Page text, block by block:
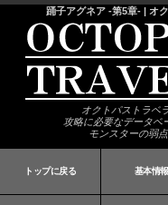
踊子アグネア -第5章- | オ
オクトパストラベ
攻略に必要なデータベ
モンスターの弱
トップに戻る 基本情報